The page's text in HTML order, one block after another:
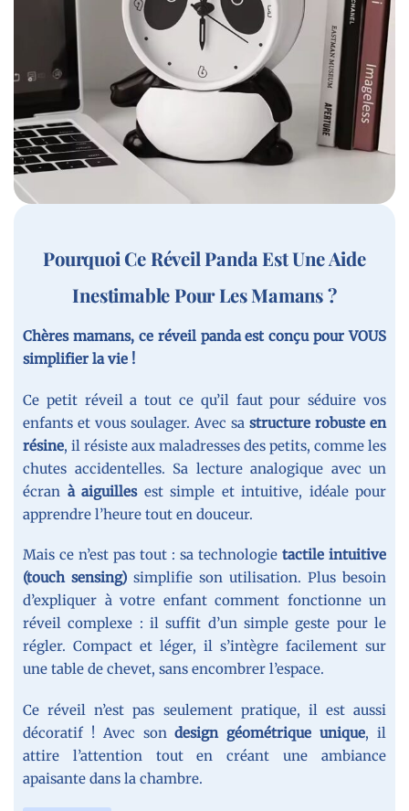
Pourquoi Ce Réveil Panda Est Une Aide
Inestimable Pour Les Mamans ?
Chères mamans, ce réveil panda est conçu pour VOUS
simplifier la vie !
Ce petit réveil a tout ce qu’il faut pour séduire vos
enfants et vous soulager. Avec sa structure robuste en
résine, il résiste aux maladresses des petits, comme les
chutes accidentelles. Sa lecture analogique avec un
écran à aiguillesest simple et intuitive, idéale pour
apprendre l’heure tout en douceur.
Mais ce n’est pas tout : sa technologie tactile intuitive
(touch sensing) simplifie son utilisation. Plus besoin
d’expliquer à votre enfant comment fonctionne un
réveil complexe : il suffit d’un simple geste pour le
régler. Compact et léger, il s’intègre facilement sur
une table de chevet, sans encombrer l’espace.
Ce réveil n’est pas seulement pratique, il est aussi
décoratif ! Avec sondesign géométrique unique, il
attire l’attention tout en créant une ambiance
apaisante dans la chambre.